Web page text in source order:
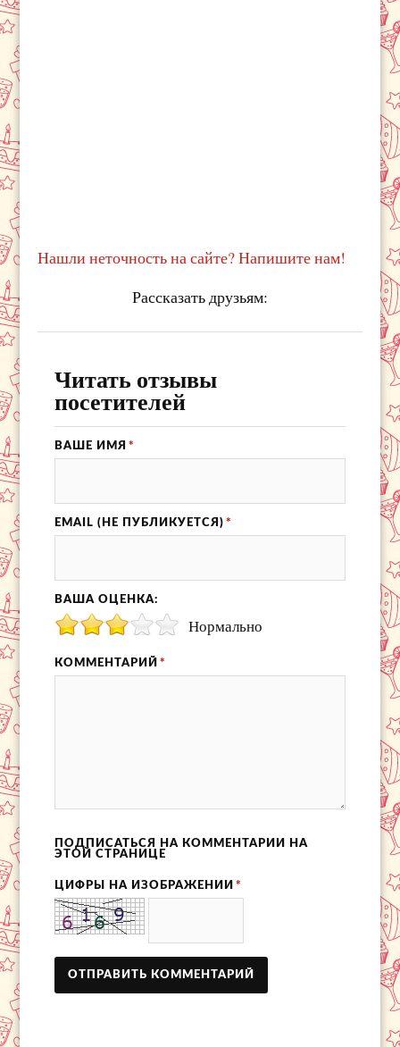
Нашли неточность на сайте? Напишите нам!
Рассказать друзьям:
Читать отзывы
посетителей
ВАШЕ ИМЯ *
EMAIL (НЕ ПУБЛИКУЕТСЯ) *
ВАША ОЦЕНКА:
Нормально
КОММЕНТАРИЙ *
ПОДПИСАТЬСЯ НА КОММЕНТАРИИ НА
ЭТОЙ СТРАНИЦЕ
ЦИФРЫ НА ИЗОБРАЖЕНИИ *